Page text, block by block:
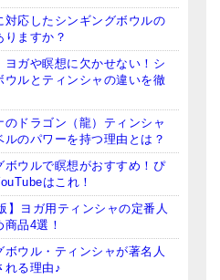
ー
対応したシンギングボウルの
りますか？
ヨガや瞑想に欠かせない！シ
ウルとティンシャの違いを徹
のドラゴン（龍）ティンシャ
ルのパワーを持つ理由とは？
ボウルで瞑想がおすすめ！ぴ
はこれ！
】ヨガ用ティンシャの定番人
品4選！
ボウル・ティンシャが著名人
れる理由♪